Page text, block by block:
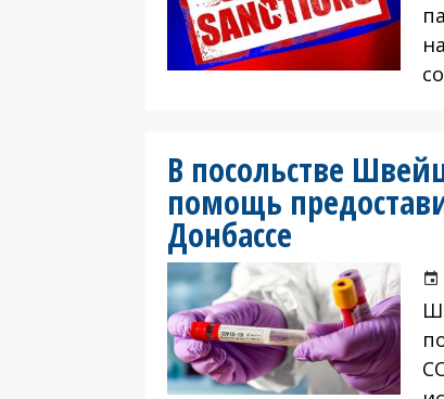
В посольстве
помощь
Донбассе